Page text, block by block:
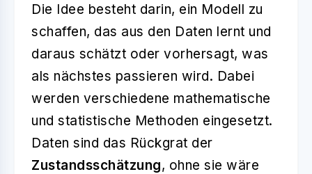
Die Idee besteht darin, ein Modell zu
schaffen, das aus den Daten lernt und
daraus schätzt oder vorhersagt, was
als nächstes passieren wird. Dabei
werden verschiedene mathematische
und statistische Methoden eingesetzt.
Daten sind das Rückgrat der
Zustandsschätzung, ohne sie wäre